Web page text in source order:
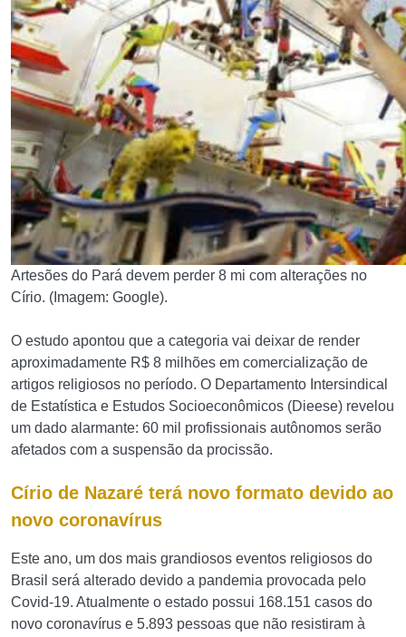
Artesões do Pará devem perder 8 mi com alterações no
Círio. (Imagem: Google).
O estudo apontou que a categoria vai deixar de render
aproximadamente R$ 8 milhões em comercialização de
artigos religiosos no período. O Departamento Intersindical
de Estatística e Estudos Socioeconômicos (Dieese) revelou
um dado alarmante: 60 mil profissionais autônomos serão
afetados com a suspensão da procissão.
Círio de Nazaré terá novo formato devido ao
novo coronavírus
Este ano, um dos mais grandiosos eventos religiosos do
Brasil será alterado devido a pandemia provocada pelo
Covid-19. Atualmente o estado possui 168.151 casos do
novo coronavírus e 5.893 pessoas que não resistiram à